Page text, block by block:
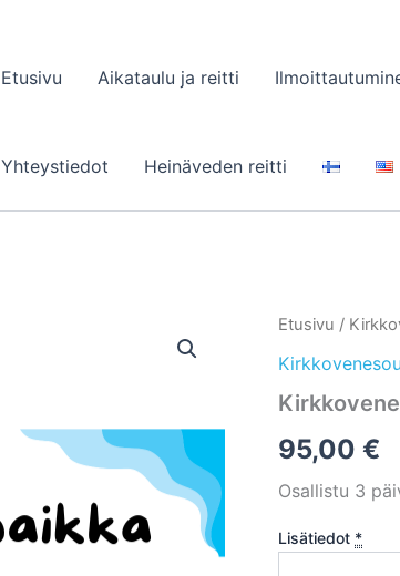
Etusivu Aikataulu ja reitti
Yhteystiedot Heinäveden reitti
Etusivu /
95,00 €
Osallistu 3
Lisätiedot *